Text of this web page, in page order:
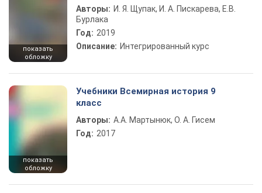
показать
обложку
Авторы: И. Я. Щупак, И. А. Пискарева, Е.В.
Бурлака
Год: 2019
Описание: Интегрированный курс
показать
обложку
Учебники Всемирная история 9
класс
Авторы: А.А. Мартынюк, О. А. Гисем
Год: 2017